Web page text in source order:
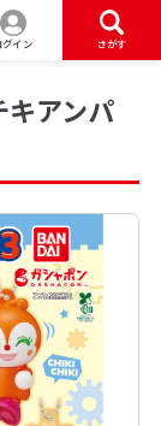
グイン さがす
キアンパ